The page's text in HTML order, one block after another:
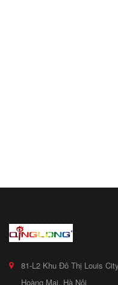
81-L2 Khu Đô Thị Louis
Hoàng Mai, Hà Nội